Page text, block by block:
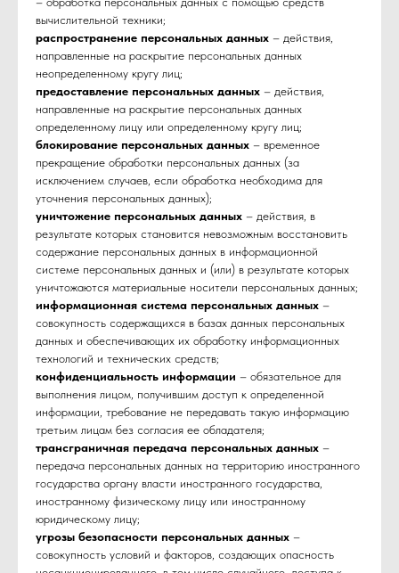
вычислительной техники;
распространение персональных данных – действия,
направленные на раскрытие персональных данных
неопределенному кругу лиц;
предоставление персональных данных – действия,
направленные на раскрытие персональных данных
определенному лицу или определенному кругу лиц;
блокирование персональных данных – временное
прекращение обработки персональных данных (за
исключением случаев, если обработка необходима для
уточнения персональных данных);
уничтожение персональных данных – действия, в
результате которых становится невозможным восстановить
содержание персональных данных в информационной
системе персональных данных и (или) в результате которых
уничтожаются материальные носители персональных данных;
информационная система персональных данных –
совокупность содержащихся в базах данных персональных
данных и обеспечивающих их обработку информационных
технологий и технических средств;
конфиденциальность информации – обязательное для
выполнения лицом, получившим доступ к определенной
информации, требование не передавать такую информацию
третьим лицам без согласия ее обладателя;
трансграничная передача персональных данных –
передача персональных данных на территорию иностранного
государства органу власти иностранного государства,
иностранному физическому лицу или иностранному
юридическому лицу;
угрозы безопасности персональных данных –
совокупность условий и факторов, создающих опасность